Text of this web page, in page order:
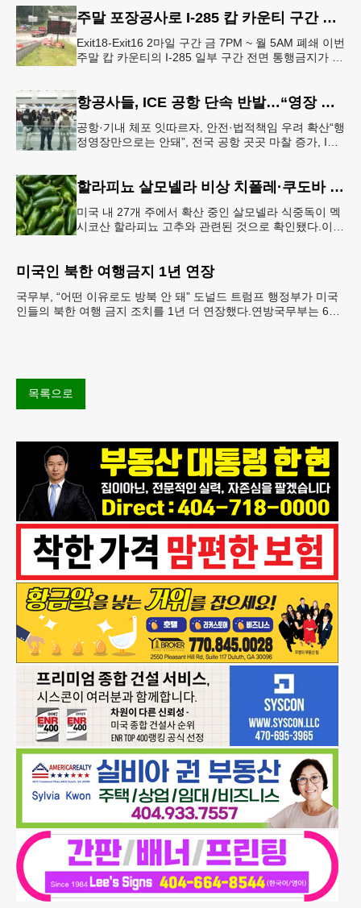
주말 포장공사로 I-285 캅 카운티 구간 통행금지
Exit18-Exit16 2마일 구간 금 7PM ~ 월 5AM 폐쇄 이번
주말 캅 카운티의 I-285 일부 구간 전면 통행금지가 시
항공사들, ICE 공항 단속 반발…“영장 없인 협조 불가”
공항·기내 체포 잇따르자, 안전·법적책임 우려 확산“행
정영장만으로는 안돼”, 전국 공항 곳곳 마찰 증가, ICE
할라피뇨 살모넬라 비상 치폴레·쿠도바 긴급 회수
미국 내 27개 주에서 확산 중인 살모넬라 식중독이 멕
시코산 할라피뇨 고추와 관련된 것으로 확인됐다.이에
미국인 북한 여행금지 1년 연장
국무부, “어떤 이유로도 방북 안 돼” 도널드 트럼프 행정부가 미국
인들의 북한 여행 금지 조치를 1년 더 연장했다.연방국무부는 6일
목록으로